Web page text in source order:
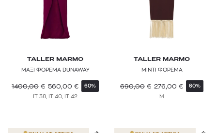
TALLER MARMO
ΜΑΞΙ ΦΟΡΕΜΑ DUNAWAY
1400,00 € 560,00 € 60%
IT 38, IT 40, IT 42
TALLER MARMO
ΜΙΝΤΙ ΦΟΡΕΜΑ
690,00 € 276,00 € 60%
M